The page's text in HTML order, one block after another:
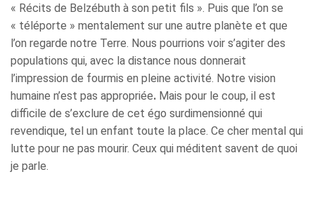
« Récits de Belzébuth à son petit fils ». Puis que l’on se
« téléporte » mentalement sur une autre planète et que
l’on regarde notre Terre. Nous pourrions voir s’agiter des
populations qui, avec la distance nous donnerait
l’impression de fourmis en pleine activité. Notre vision
humaine n’est pas appropriée. Mais pour le coup, il est
difficile de s’exclure de cet égo surdimensionné qui
revendique, tel un enfant toute la place. Ce cher mental qui
lutte pour ne pas mourir. Ceux qui méditent savent de quoi
je parle.